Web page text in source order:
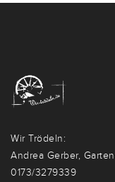
Wir Trödeln:
Andrea Gerber,
0173/3279339